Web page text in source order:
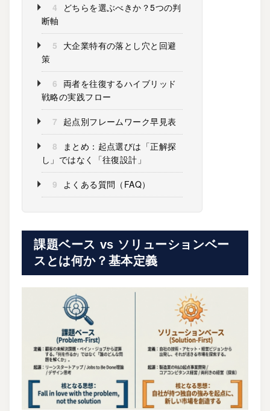
4
どちらを選ぶべきか？5つの判
断軸
5 大企業特有の落とし穴と回避
策
6 両者を往復するハイブリッド
戦略の実践フロー
7 起点別フレームワーク早見表
8
まとめ：起点選びは「正解探
し」ではなく「往復設計」
9 よくある質問（FAQ）
課題ベース vs ソリューションベー
スとは何か？基本定義